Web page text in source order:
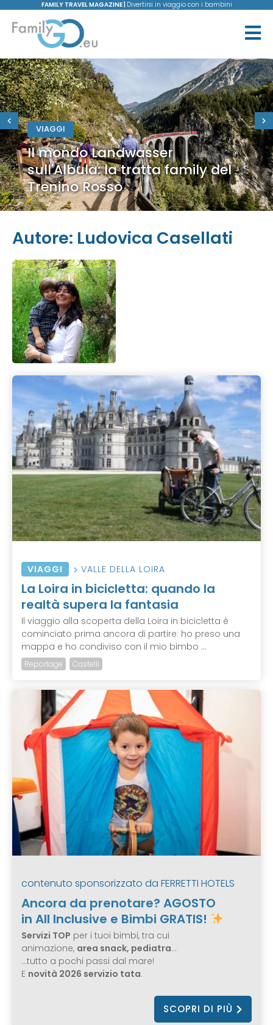
FAMILY TRAVEL MAGAZINE | Divertirsi in viaggio con i bambini
VIAGGI
Il mondo Landwasser
sull'Albula: la tratta family del
Trenino Rosso
Autore: Ludovica Casellati
VIAGGI VALLE DELLA LOIRA
La Loira in bicicletta: quando la
realtà supera la fantasia
Il viaggio alla scoperta della Loira in bicicletta è
cominciato prima ancora di partire: ho preso una
mappa e ho condiviso con il mio bimbo ...
Reportage Castelli
contenuto sponsorizzato da FERRETTI HOTELS
Ancora da prenotare? AGOSTO
in All Inclusive e Bimbi GRATIS!
Servizi TOP per i tuoi bimbi, tra cui
animazione, area snack, pediatra…
…tutto a pochi passi dal mare!
E novità 2026 servizio tata.
SCOPRI DI PIÙ